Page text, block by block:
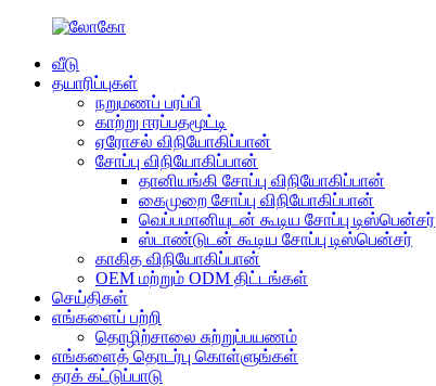
வீடு
தயாரிப்புகள்
நறுமணப் பரப்பி
காற்று ஈரப்பதமூட்டி
ஏரோசல் விநியோகிப்பான்
சோப்பு விநியோகிப்பான்
தானியங்கி சோப்பு விநியோகிப்பான்
கைமுறை சோப்பு விநியோகிப்பான்
வெப்பமானியுடன் கூடிய சோப்பு டிஸ்பென்சர்
ஸ்டாண்டுடன் கூடிய சோப்பு டிஸ்பென்சர்
காகித விநியோகிப்பான்
OEM மற்றும் ODM திட்டங்கள்
செய்திகள்
எங்களைப் பற்றி
தொழிற்சாலை சுற்றுப்பயணம்
எங்களைத் தொடர்பு கொள்ளுங்கள்
தரக் கட்டுப்பாடு